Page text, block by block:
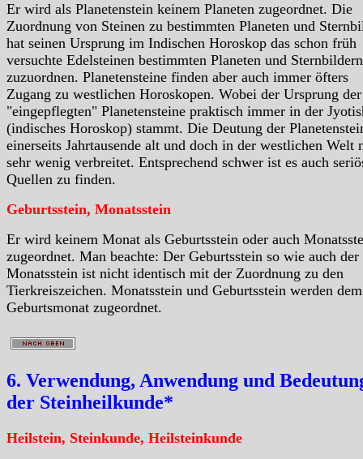
Er wird als Planetenstein keinem Planeten zugeordnet. Die
Zuordnung von Steinen zu bestimmten Planeten und
hat seinen Ursprung im Indischen Horoskop das schon früh
versuchte Edelsteinen bestimmten Planeten und Sternbildern
zuzuordnen. Planetensteine finden aber auch immer öfters
Zugang zu westlichen Horoskopen. Wobei der Ursprung der
"eingepflegten" Planetensteine praktisch immer in der
(indisches Horoskop) stammt. Die Deutung der
einerseits Jahrtausende alt und doch in der westlichen Welt
sehr wenig verbreitet. Entsprechend schwer ist es auch
Quellen zu finden.
Geburtsstein, Monatsstein
Er wird keinem Monat als Geburtsstein oder auch
zugeordnet. Man beachte: Der Geburtsstein so wie auch der
Monatsstein ist nicht identisch mit der Zuordnung zu den
Tierkreiszeichen. Monatsstein und Geburtsstein werden dem
Geburtsmonat zugeordnet.
6. Verwendung, Anwendung und
der Steinheilkunde*
Heilstein, Steinkunde, Heilsteinkunde